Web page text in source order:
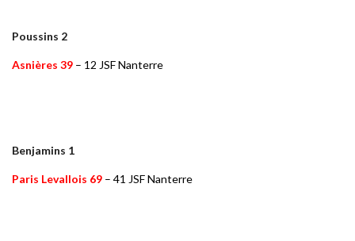
Poussins 2
Asnières 39 – 12 JSF Nanterre
Benjamins 1
Paris Levallois 69 – 41 JSF Nanterre